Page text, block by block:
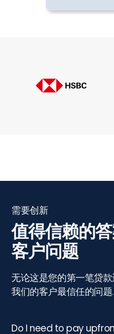
需要创新
值得信赖的
客户问题
无论这是您的第一笔贷
我们的客户最信任的问题.
Do I need to pay